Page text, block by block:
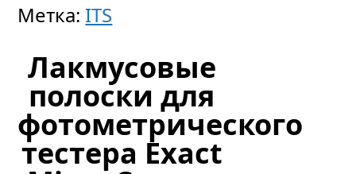
Метка: ITS
Лакмусовые
полоски для
фотометрического
тестера Exact
874руб.